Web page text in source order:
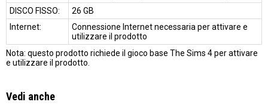
DISCO FISSO:
26 GB
Internet:
Connessione Internet necessaria per attivare e
utilizzare il prodotto
Nota: questo prodotto richiede il gioco base The Sims 4 per attivare
e utilizzare il prodotto.
Vedi anche